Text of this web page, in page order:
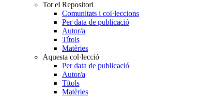
Tot el Repositori
Comunitats i col·leccions
Per data de publicació
Autor/a
Títols
Matèries
Aquesta col·lecció
Per data de publicació
Autor/a
Títols
Matèries